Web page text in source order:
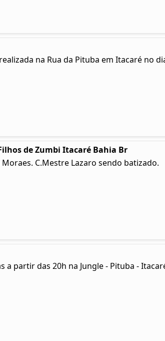
na Rua da Pituba em Itacaré no
de Zumbi Itacaré Bahia Br
C.Mestre Lazaro sendo batizado.
a partir das 20h na Jungle - Pituba -